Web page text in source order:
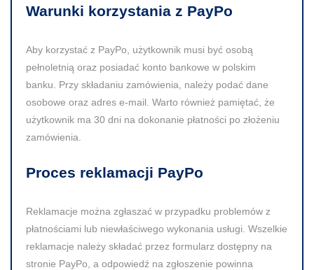
Warunki korzystania z PayPo
Aby korzystać z PayPo, użytkownik musi być osobą
pełnoletnią oraz posiadać konto bankowe w polskim
banku. Przy składaniu zamówienia, należy podać dane
osobowe oraz adres e-mail. Warto również pamiętać, że
użytkownik ma 30 dni na dokonanie płatności po złożeniu
zamówienia.
Proces reklamacji PayPo
Reklamacje można zgłaszać w przypadku problemów z
płatnościami lub niewłaściwego wykonania usługi. Wszelkie
reklamacje należy składać przez formularz dostępny na
stronie PayPo, a odpowiedź na zgłoszenie powinna